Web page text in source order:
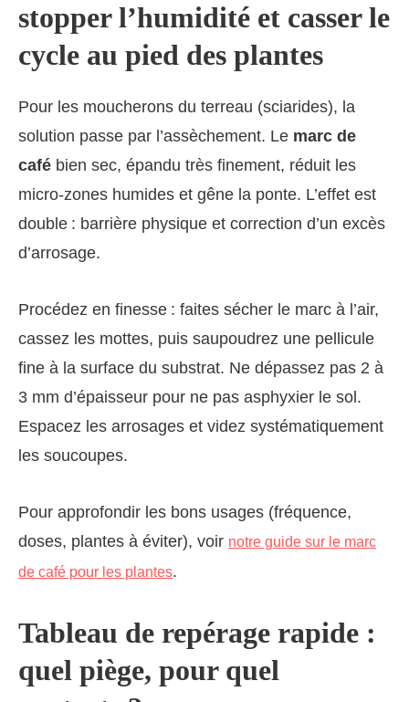
stopper l’humidité et casser le
cycle au pied des plantes
Pour les moucherons du terreau (sciarides), la
solution passe par l’assèchement. Le marc de
café bien sec, épandu très finement, réduit les
micro-zones humides et gêne la ponte. L’effet est
double : barrière physique et correction d’un excès
d’arrosage.
Procédez en finesse : faites sécher le marc à l’air,
cassez les mottes, puis saupoudrez une pellicule
fine à la surface du substrat. Ne dépassez pas 2 à
3 mm d’épaisseur pour ne pas asphyxier le sol.
Espacez les arrosages et videz systématiquement
les soucoupes.
Pour approfondir les bons usages (fréquence,
doses, plantes à éviter), voir notre guide sur le marc
de café pour les plantes.
Tableau de repérage rapide :
quel piège, pour quel